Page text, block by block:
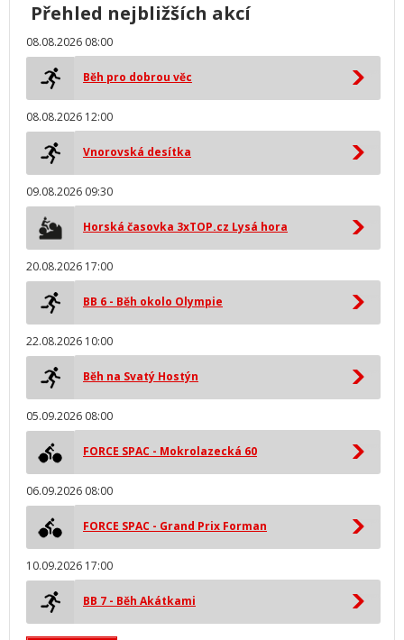
Přehled nejbližších akcí
08.08.2026 08:00
Běh pro dobrou věc
08.08.2026 12:00
Vnorovská desítka
09.08.2026 09:30
Horská časovka 3xTOP.cz Lysá hora
20.08.2026 17:00
BB 6 - Běh okolo Olympie
22.08.2026 10:00
Běh na Svatý Hostýn
05.09.2026 08:00
FORCE SPAC - Mokrolazecká 60
06.09.2026 08:00
FORCE SPAC - Grand Prix Forman
10.09.2026 17:00
BB 7 - Běh Akátkami